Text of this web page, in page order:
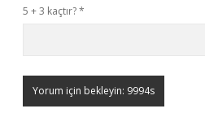
5 + 3 kaçtır?*